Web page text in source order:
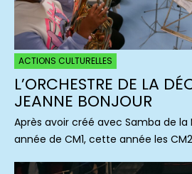
ACTIONS CULTURELLES
L’ORCHESTRE DE LA
JEANNE BONJOUR
Après avoir créé avec Samba de la
année de CM1, cette année les